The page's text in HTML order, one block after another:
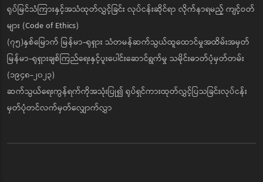
ရုပ်မြင်သံကြားနှင့်အသံထုတ်လွှင့်ခြင်း လုပ်ငန်းဆိုင်ရာ လိုက်နာရမည့် ကျင့်ဝတ်
များ (Code of Ethics)
(၇၅)နှစ်မြောက် မြန်မာ-ရုရှား သံတမန်ဆက်သွယ်ထူထောင်မှုအထိမ်းအမှတ်
မြန်မာ-ရုရှားချစ်ကြည်ရေးနှင့်ပူးပေါင်းဆောင်ရွက်မှု သမိုင်းဓာတ်ပုံမှတ်တမ်း
(၁၉၄၈-၂၀၂၃)
ဆက်သွယ်ရေးကွန်ရက်ကိုအသုံးပြု၍ ရုပ်ရှင်ကားထုတ်လွှင့်ပြသခြင်းလုပ်ငန်း
မှတ်ပုံတင်လက်မှတ်လျှောက်လွှာ